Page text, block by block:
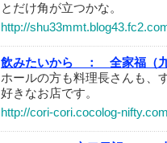
とだけ角が立つかな。
http://
飲みたいから ：
全家福（
ホールの方も料理長さんも、
好きなお店です。
http://cori-cori.cocolog-